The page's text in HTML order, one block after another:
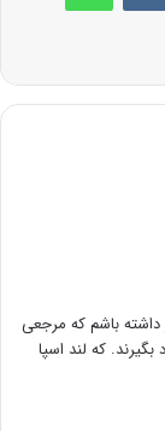
باشم که مرجعی
که لند اسپا